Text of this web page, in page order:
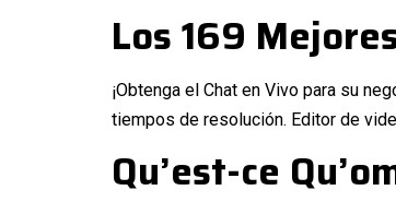
Los 169
¡Obtenga el Chat en Vivo para su
tiempos de resolución. Editor de
Qu’est-ce